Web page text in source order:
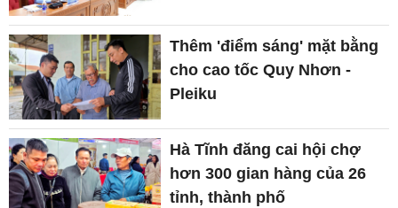
Thêm 'điểm sáng' mặt bằng
cho cao tốc Quy Nhơn -
Pleiku
Hà Tĩnh đăng cai hội chợ
hơn 300 gian hàng của 26
tỉnh, thành phố